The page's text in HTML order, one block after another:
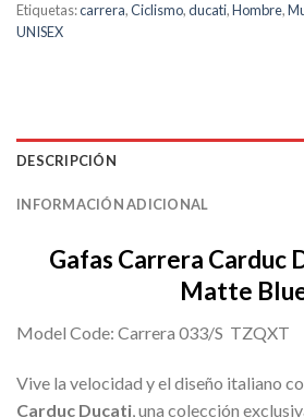
Etiquetas:carrera,Ciclismo,ducati,Hombre,
UNISEX
DESCRIPCIÓN
INFORMACIÓN ADICIONAL
Gafas Carrera Carduc
Matte
Model Code: Carrera 033/S TZQXT
Vive la velocidad y el diseño italiano
Carduc Ducati, una colección